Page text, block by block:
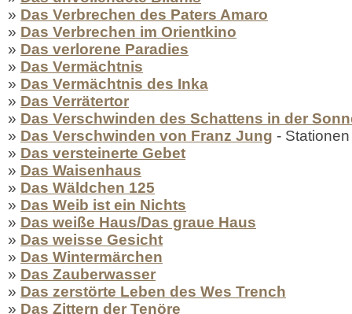
» Das Verbrechen des Paters Amaro
» Das Verbrechen im Orientkino
» Das verlorene Paradies
» Das Vermächtnis
» Das Vermächtnis des Inka
» Das Verrätertor
» Das Verschwinden des Schattens in der
» Das Verschwinden von Franz Jung -
» Das versteinerte Gebet
» Das Waisenhaus
» Das Wäldchen 125
» Das Weib ist ein Nichts
» Das weiße Haus/Das graue Haus
» Das weisse Gesicht
» Das Wintermärchen
» Das Zauberwasser
» Das zerstörte Leben des Wes Trench
» Das Zittern der Tenöre